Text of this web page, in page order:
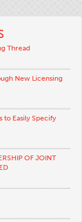
Thread
New Licensing
to Easily Specify
OF JOINT